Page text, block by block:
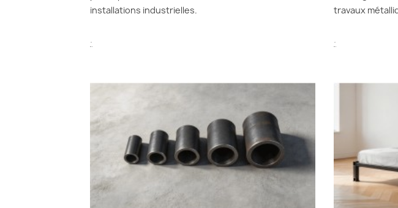
installations industrielles.
.
travaux
.